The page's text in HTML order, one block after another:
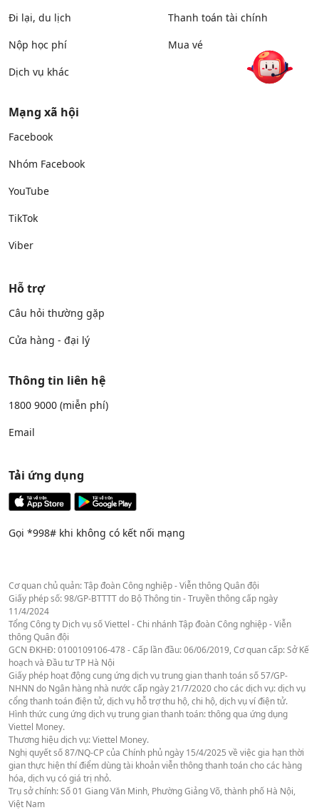
Đi lại, du lịch
Nộp học phí
Dịch vụ khác
Thanh toán tài chính
Mua vé
Mạng xã hội
Facebook
Nhóm Facebook
YouTube
TikTok
Viber
Hỗ trợ
Câu hỏi thường gặp
Cửa hàng - đại lý
Thông tin liên hệ
1800 9000 (miễn phí)
Email
Tải ứng dụng
Gọi *998# khi không có kết nối mạng
Cơ quan chủ quản: Tập đoàn Công nghiệp - Viễn thông Quân đội
Giấy phép số: 98/GP-BTTTT do Bộ Thông tin - Truyền thông cấp ngày
11/4/2024
Tổng Công ty Dịch vụ số Viettel - Chi nhánh Tập đoàn Công nghiệp - Viễn
thông Quân đội
GCN ĐKHĐ: 0100109106-478 - Cấp lần đầu: 06/06/2019, Cơ quan cấp: Sở Kế
hoạch và Đầu tư TP Hà Nội
Giấy phép hoạt động cung ứng dịch vụ trung gian thanh toán số 57/GP-
NHNN do Ngân hàng nhà nước cấp ngày 21/7/2020 cho các dịch vụ: dịch vụ
cổng thanh toán điện tử, dịch vụ hỗ trợ thu hộ, chi hộ, dịch vụ ví điện tử.
Hình thức cung ứng dịch vụ trung gian thanh toán: thông qua ứng dụng
Viettel Money.
Thương hiệu dịch vụ: Viettel Money.
Nghị quyết số 87/NQ-CP của Chính phủ ngày 15/4/2025 về việc gia hạn thời
gian thực hiện thí điểm dùng tài khoản viễn thông thanh toán cho các hàng
hóa, dịch vụ có giá trị nhỏ.
Trụ sở chính: Số 01 Giang Văn Minh, Phường Giảng Võ, thành phố Hà Nội,
Việt Nam